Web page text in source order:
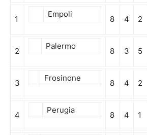
1
Empoli
8 4 2
2
Palermo
8 3 5
3
Frosinone
8 4 2
4
Perugia
8 4 1